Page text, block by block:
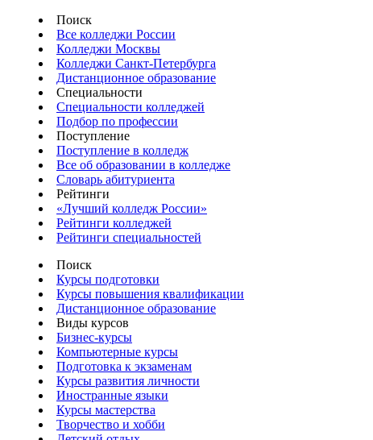
Поиск
Все колледжи России
Колледжи Москвы
Колледжи Санкт-Петербурга
Дистанционное образование
Специальности
Специальности колледжей
Подбор по профессии
Поступление
Поступление в колледж
Все об образовании в колледже
Словарь абитуриента
Рейтинги
«Лучший колледж России»
Рейтинги колледжей
Рейтинги специальностей
Поиск
Курсы подготовки
Курсы повышения квалификации
Дистанционное образование
Виды курсов
Бизнес-курсы
Компьютерные курсы
Подготовка к экзаменам
Курсы развития личности
Иностранные языки
Курсы мастерства
Творчество и хобби